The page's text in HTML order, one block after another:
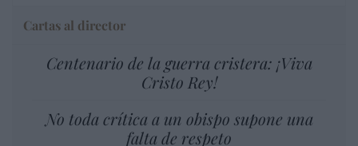
Cartas al director
Centenario de la guerra cristera: ¡Viva
Cristo Rey!
No toda crítica a un obispo supone una
falta de respeto